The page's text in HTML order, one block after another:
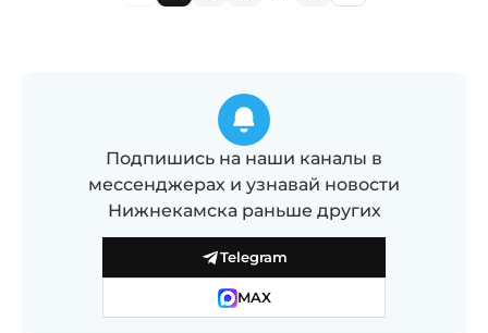
Подпишись на наши каналы в
мессенджерах и узнавай новости
Нижнекамска раньше других
Telegram
MAX